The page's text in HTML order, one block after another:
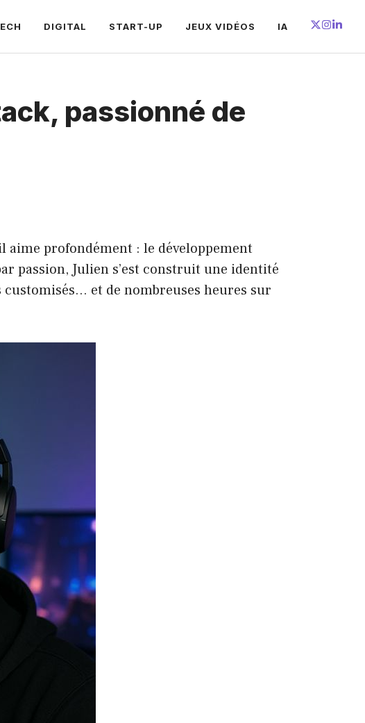
DIGITAL START-UP JEUX VIDÉOS IA
passionné de
aime profondément : le développement
passion, Julien s’est construit une identité
et de nombreuses heures sur